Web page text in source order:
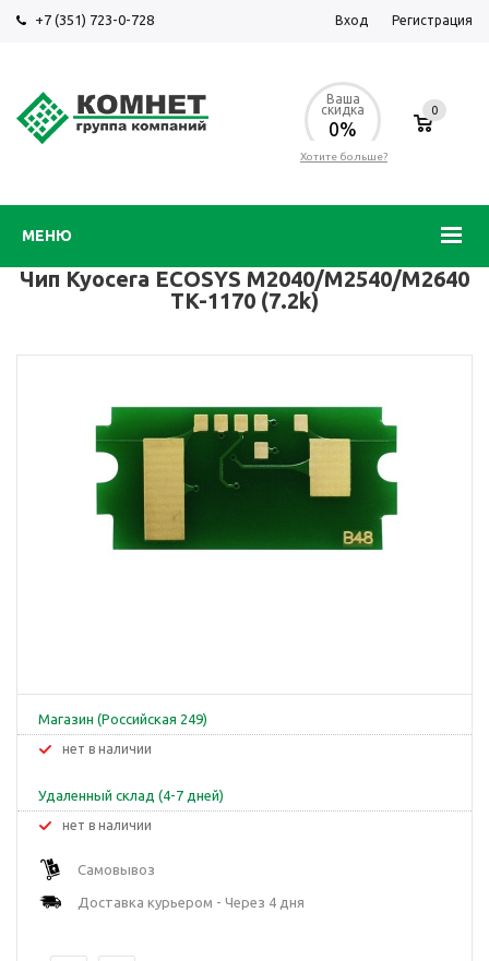
+7 (351) 723-0-728 Вход Регистрация
МЕНЮ
Ваша
скидка
0%
Хотите больше?
0
Чип Kyocera ECOSYS M2040/M2540/M2640
TK-1170 (7.2k)
Магазин (Российская 249)
Нет в наличии
Удаленный склад (4-7 дней)
Нет в наличии
Самовывоз
Доставка курьером - Через 4 дня